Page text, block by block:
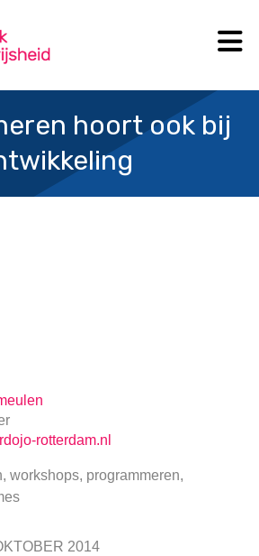
hoort ook bij
rotterdam.nl
workshops, programmeren,
2014